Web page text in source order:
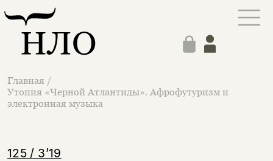
Главная /
Утопия «Черной Атлантиды». Афрофутуризм и
электронная музыка
125 / 3’19